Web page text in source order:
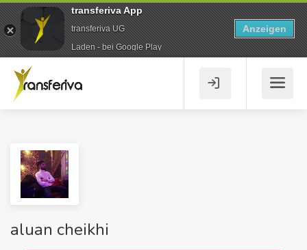
aluan cheikhi
transferiva App
transferiva UG
Laden - bei Google Play
Anzeigen